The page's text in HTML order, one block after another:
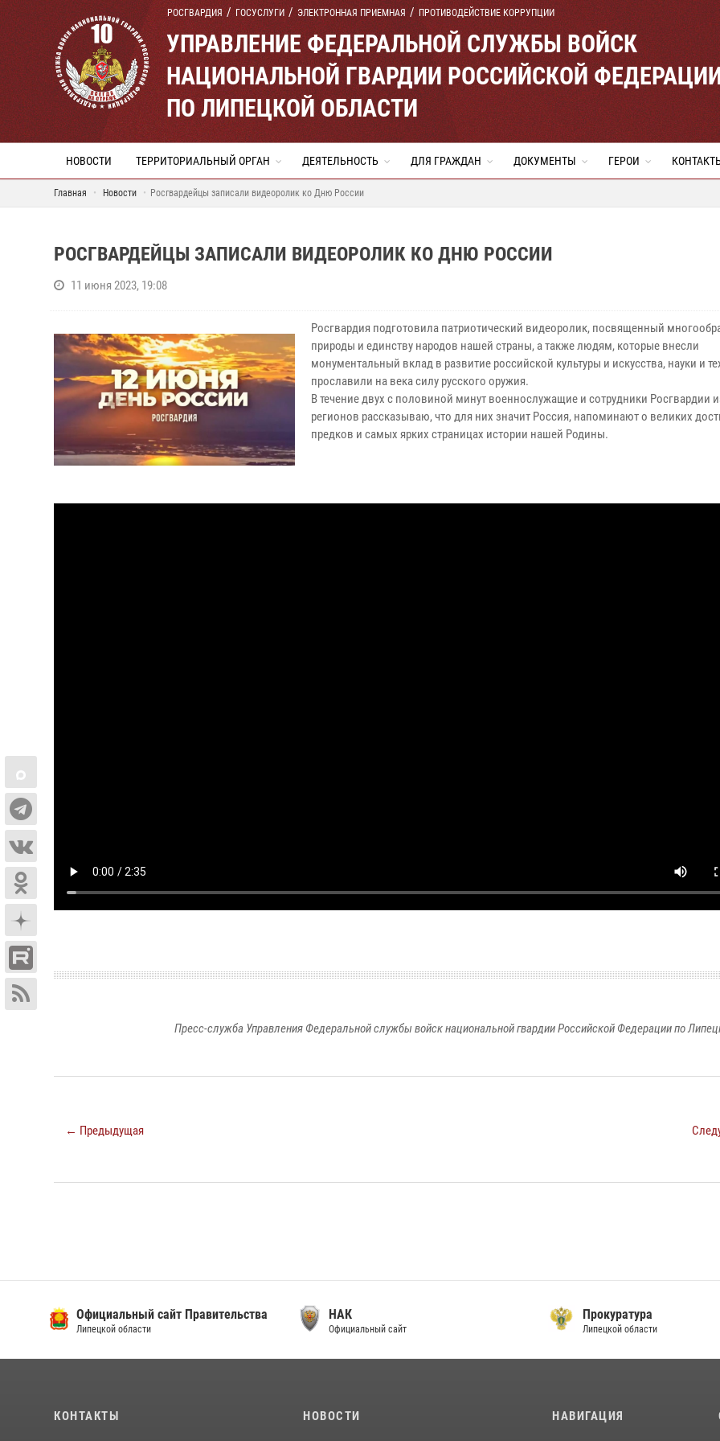
РОСГВАРДИЯ ГОСУСЛУГИ ЭЛЕКТРОННАЯ ПРИЕМНАЯ ПРОТИВОДЕЙСТВИЕ КОРРУПЦИИ
УПРАВЛЕНИЕ ФЕДЕРАЛЬНОЙ СЛУЖБЫ ВОЙСК
НАЦИОНАЛЬНОЙ ГВАРДИИ РОССИЙСКОЙ
ПО ЛИПЕЦКОЙ ОБЛАСТИ
НОВОСТИ ТЕРРИТОРИАЛЬНЫЙ ОРГАН ДЕЯТЕЛЬНОСТЬ ДЛЯ ГРАЖДАН ДОКУМЕНТЫ ГЕРОИ
Главная Новости Росгвардейцы записали видеоролик ко Дню России
РОСГВАРДЕЙЦЫ ЗАПИСАЛИ ВИДЕОРОЛИК КО ДНЮ РОССИИ
11 июня 2023, 19:08
Росгвардия подготовила патриотический видеоролик, посвященный
природы и единству народов нашей страны, а также людям, которые внесли
монументальный вклад в развитие российской культуры и искусства, науки и
прославили на века силу русского оружия.
В течение двух с половиной минут военнослужащие и сотрудники Росгвардии
регионов рассказываю, что для них значит Россия, напоминают о великих
предков и самых ярких страницах истории нашей Родины.
Пресс-служба Управления Федеральной службы войск национальной гвардии Российской Федерации по
← Предыдущая
Официальный сайт Правительства
Липецкой области
НАК
Официальный сайт
Прокуратура
Липецкой области
КОНТАКТЫ НОВОСТИ НАВИГАЦИЯ